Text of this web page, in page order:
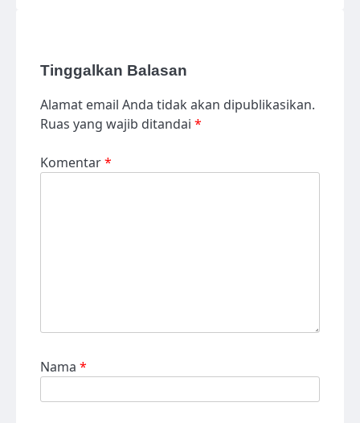
Tinggalkan Balasan
Alamat email Anda tidak akan dipublikasikan.
Ruas yang wajib ditandai *
Komentar*
Nama *